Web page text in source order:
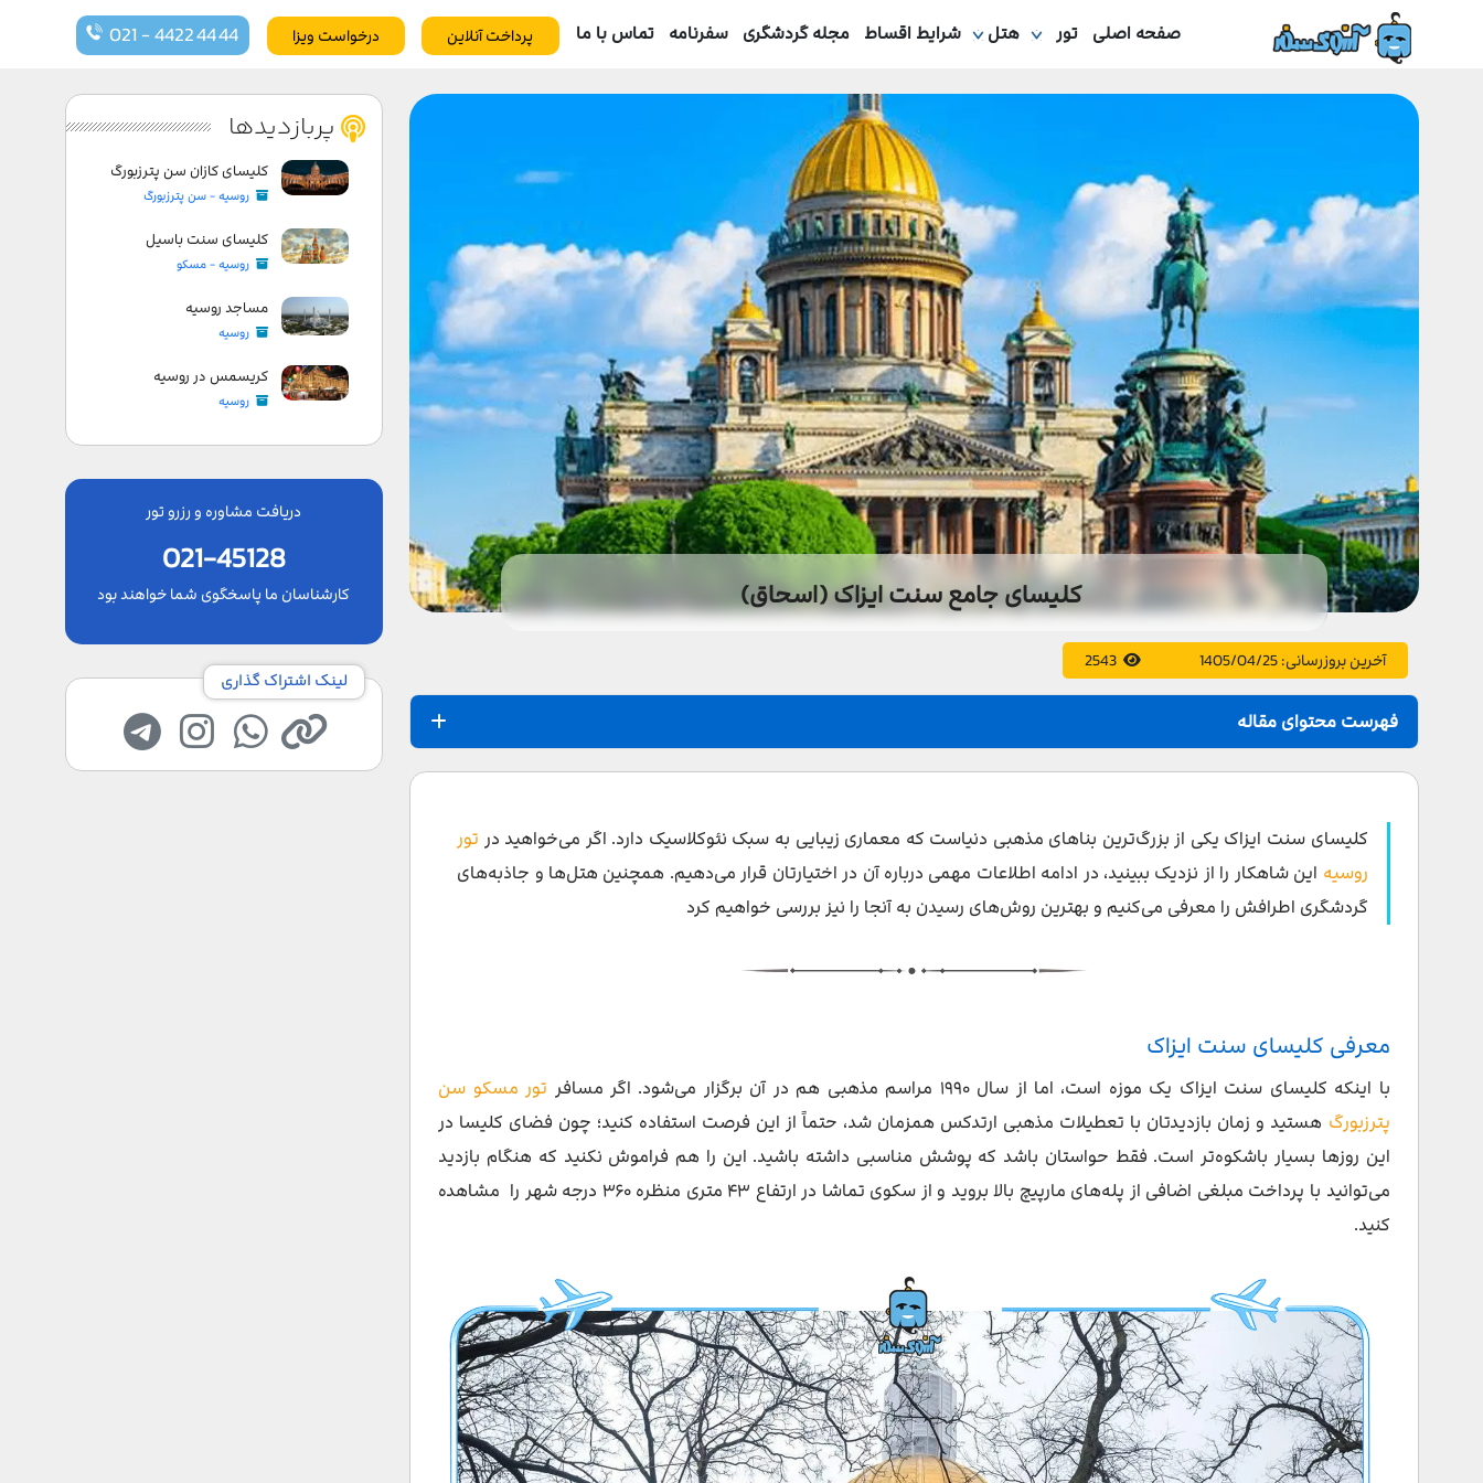
صفحه اصلی تور هتل شرایط اقساط مجله گردشگری سفرنامه تماس با ما درخواست ویزا 021 - 4422 44 44 پرداخت آنلاین
کلیسای جامع سنت ایزاک (اسحاق)
آخرین بروزرسانی:1405/04/25
2543
فهرست محتوای مقاله
معرفی کلیسای سنت ایزاک
معماری کلیسای سنت ایزاک
چگونه به کلیسای اسحاق برویم
مراکز خرید نزدیک به کلیسای جامع سنت ایزاک
هتل های نزدیک به کلیسای جامع سنت ایزاک
افسانه پشت کلیسای سنت آیزاک
سخن پایانی
کلیسای سنت ایزاک یکی از بزرگ‌ترین بناهای مذهبی دنیاست که معماری زیبایی به سبک نئوکلاسیک دارد. اگر می‌خواهید در تور
روسیه این شاهکار را از نزدیک ببینید، در ادامه اطلاعات مهمی درباره آن در اختیارتان قرار می‌دهیم. همچنین هتل‌ها و جاذبه‌های
گردشگری اطرافش را معرفی می‌کنیم و بهترین روش‌های رسیدن به آنجا را نیز بررسی خواهیم کرد
معرفی کلیسای سنت ایزاک
با اینکه کلیسای سنت ایزاک یک موزه است، اما از سال ۱۹۹۰ مراسم مذهبی هم در آن برگزار می‌شود. اگر مسافر
تور مسکو سن
پترزبورگ هستید و زمان بازدیدتان با تعطیلات مذهبی ارتدکس همزمان شد، حتماً از این فرصت استفاده کنید؛ چون فضای کلیسا در
این روزها بسیار باشکوه‌تر است. فقط حواستان باشد که پوشش مناسبی داشته باشید. این را هم فراموش نکنید که هنگام بازدید
می‌توانید با پرداخت مبلغی اضافی از پله‌های مارپیچ بالا بروید و از سکوی تماشا در ارتفاع ۴۳ متری منظره ۳۶۰ درجه شهر را مشاهده
کنید.
پربازدیدها
کلیسای کازان سن پترزبورگ
روسیه - سن پترزبورگ
کلیسای سنت باسیل
روسیه - مسکو
مساجد روسیه
روسیه
کریسمس در روسیه
روسیه
دریافت مشاوره و رزرو تور
021-45128
کارشناسان ما پاسخگوی شما خواهند بود
لینک اشتراک گذاری